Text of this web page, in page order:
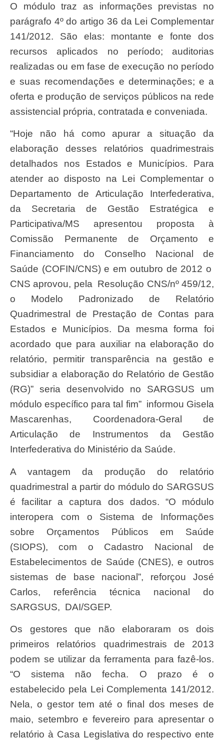
O módulo traz as informações previstas no
parágrafo 4º do artigo 36 da Lei Complementar
141/2012. São elas: montante e fonte dos
recursos aplicados no período; auditorias
realizadas ou em fase de execução no período
e suas recomendações e determinações; e a
oferta e produção de serviços públicos na rede
assistencial própria, contratada e conveniada.
“Hoje não há como apurar a situação da
elaboração desses relatórios quadrimestrais
detalhados nos Estados e Municípios. Para
atender ao disposto na Lei Complementar o
Departamento de Articulação Interfederativa,
da Secretaria de Gestão Estratégica e
Participativa/MS apresentou proposta à
Comissão Permanente de Orçamento e
Financiamento do Conselho Nacional de
Saúde (COFIN/CNS) e em outubro de 2012 o
CNS aprovou, pela Resolução CNS/nº 459/12,
o Modelo Padronizado de Relatório
Quadrimestral de Prestação de Contas para
Estados e Municípios. Da mesma forma foi
acordado que para auxiliar na elaboração do
relatório, permitir transparência na gestão e
subsidiar a elaboração do Relatório de Gestão
(RG)” seria desenvolvido no SARGSUS um
módulo específico para tal fim” informou Gisela
Mascarenhas, Coordenadora-Geral de
Articulação de Instrumentos da Gestão
Interfederativa do Ministério da Saúde.
A vantagem da produção do relatório
quadrimestral a partir do módulo do SARGSUS
é facilitar a captura dos dados. “O módulo
interopera com o Sistema de Informações
sobre Orçamentos Públicos em Saúde
(SIOPS), com o Cadastro Nacional de
Estabelecimentos de Saúde (CNES), e outros
sistemas de base nacional”, reforçou José
Carlos, referência técnica nacional do
SARGSUS, DAI/SGEP.
Os gestores que não elaboraram os dois
primeiros relatórios quadrimestrais de 2013
podem se utilizar da ferramenta para fazê-los.
“O sistema não fecha. O prazo é o
estabelecido pela Lei Complementa 141/2012.
Nela, o gestor tem até o final dos meses de
maio, setembro e fevereiro para apresentar o
relatório à Casa Legislativa do respectivo ente